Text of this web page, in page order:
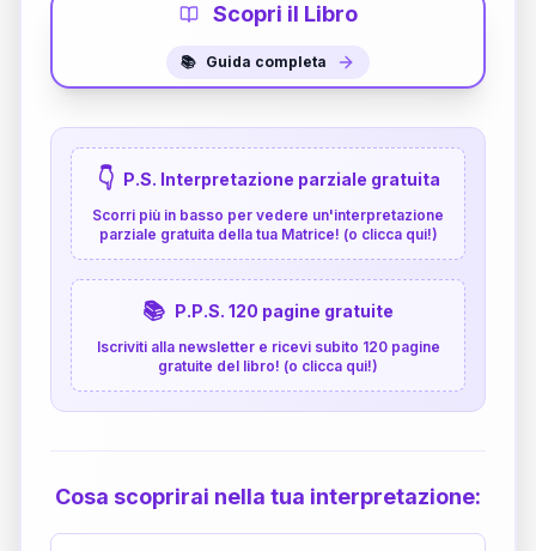
Scopri il Libro
📚 Guida completa
👇 P.S. Interpretazione parziale gratuita
Scorri più in basso per vedere un'interpretazione
parziale gratuita della tua Matrice! (o clicca qui!)
📚 P.P.S. 120 pagine gratuite
Iscriviti alla newsletter e ricevi subito 120 pagine
gratuite del libro! (o clicca qui!)
Cosa scoprirai nella tua interpretazione: